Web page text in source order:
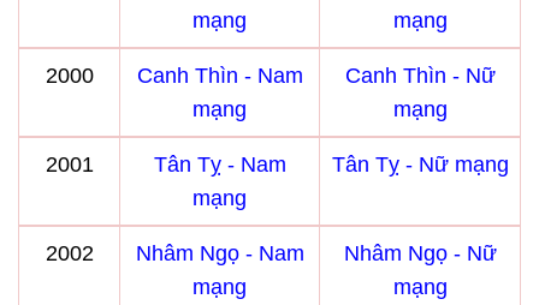
mạng
mạng
2000
Canh Thìn - Nam
mạng
Canh Thìn - Nữ
mạng
2001
Tân Tỵ - Nam
mạng
Tân Tỵ - Nữ mạng
2002
Nhâm Ngọ - Nam
mạng
Nhâm Ngọ - Nữ
mạng